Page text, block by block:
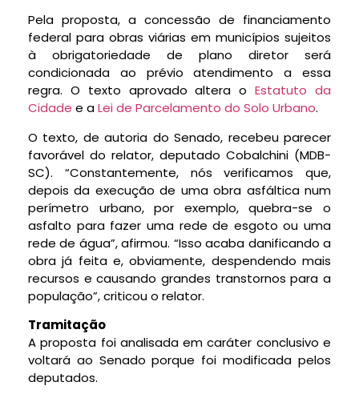
Pela proposta, a concessão de financiamento
federal para obras viárias em municípios sujeitos
à obrigatoriedade de plano diretor será
condicionada ao prévio atendimento a essa
regra. O texto aprovado altera oEstatuto da
Cidade e aLei de Parcelamento do Solo Urbano.
O texto, de autoria do Senado, recebeu parecer
favorável do relator, deputado Cobalchini (MDB-
SC). “Constantemente, nós verificamos que,
depois da execução de uma obra asfáltica num
perímetro urbano, por exemplo, quebra-se o
asfalto para fazer uma rede de esgoto ou uma
rede de água”, afirmou. “Isso acaba danificando a
obra já feita e, obviamente, despendendo mais
recursos e causando grandes transtornos para a
população”, criticou o relator.
Tramitação
A proposta foi analisada emcaráter conclusivo e
voltará ao Senado porque foi modificada pelos
deputados.